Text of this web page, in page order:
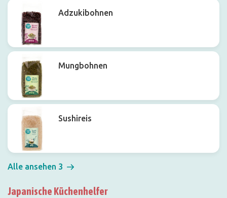
Adzukibohnen
Mungbohnen
Sushireis
Alle ansehen 3
Japanische Küchenhelfer